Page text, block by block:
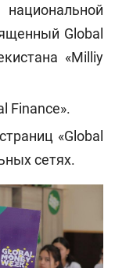
Global
«Milliy
Finance».
«Global
сетях.